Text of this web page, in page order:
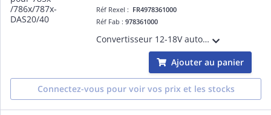
Réf Rexel : FR4978361000
Réf Fab :978361000
Convertisseur 12-18V automobile (allume-cigare) pour 785x /786x/787x-DAS20/40-DAS30/50
Ajouter au panier
Connectez-vous pour voir vos prix et les stocks